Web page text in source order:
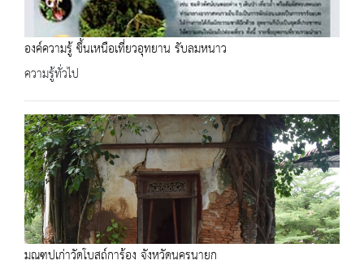
องค์ความรู้ ขึ้นเหนือเที่ยวอุทยาน รับลมหนาว
ความรู้ทั่วไป
มณฑปเก่าวัดโบสถ์การ้อง จังหวัดนครนายก